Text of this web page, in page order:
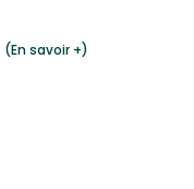
(En savoir +)